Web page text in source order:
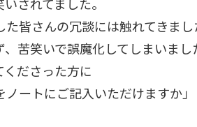
た皆さんの冗談には触れてきま
、苦笑いで誤魔化してしまいま
くださった方に
ノートにご記入いただけますか」